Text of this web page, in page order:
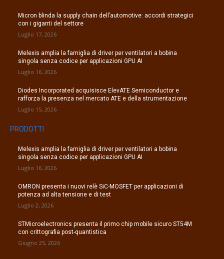
Micron blinda la supply chain dell’automotive: accordi strategici
con i giganti del settore
Luglio 17, 2026
Melexis amplia la famiglia di driver per ventilatori a bobina
singola senza codice per applicazioni GPU AI
Luglio 16, 2026
Diodes Incorporated acquisisce ElevATE Semiconductor e
rafforza la presenza nel mercato ATE e della strumentazione
Luglio 15, 2026
PRODOTTI
Melexis amplia la famiglia di driver per ventilatori a bobina
singola senza codice per applicazioni GPU AI
Luglio 16, 2026
OMRON presenta i nuovi relè SiC-MOSFET per applicazioni di
potenza ad alta tensione e di test
Luglio 2, 2026
STMicroelectronics presenta il primo chip mobile sicuro ST54M
con crittografia post-quantistica
Giugno 25, 2026